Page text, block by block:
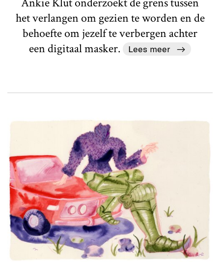
het verlangen om gezien te worden en de
behoefte om jezelf te verbergen achter
een digitaal masker.
Lees meer